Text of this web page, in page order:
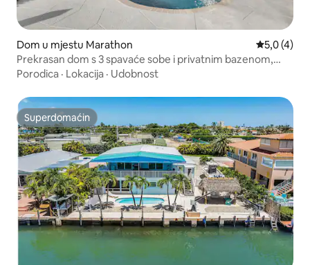
Dom u mjestu Marathon Prosječna
5,0 (4)
Prekrasan dom s 3 spavaće sobe i privatnim bazenom,
pristanište od 18 m
Porodica · Lokacija · Udobnost
Superdomaćin
Superdomaćin